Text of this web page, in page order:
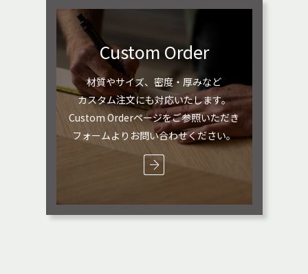
Custom Order
材質やサイズ、密度・厚みなど
カスタム注文にも対応いたします。
Custom Orderページをご参照いただき
フォームよりお問い合わせください。